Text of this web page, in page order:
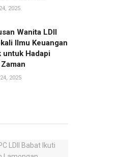
2025
Wanita LDII
Ilmu Keuangan
untuk Hadapi
2025